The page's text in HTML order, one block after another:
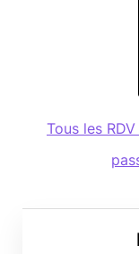
Tous les